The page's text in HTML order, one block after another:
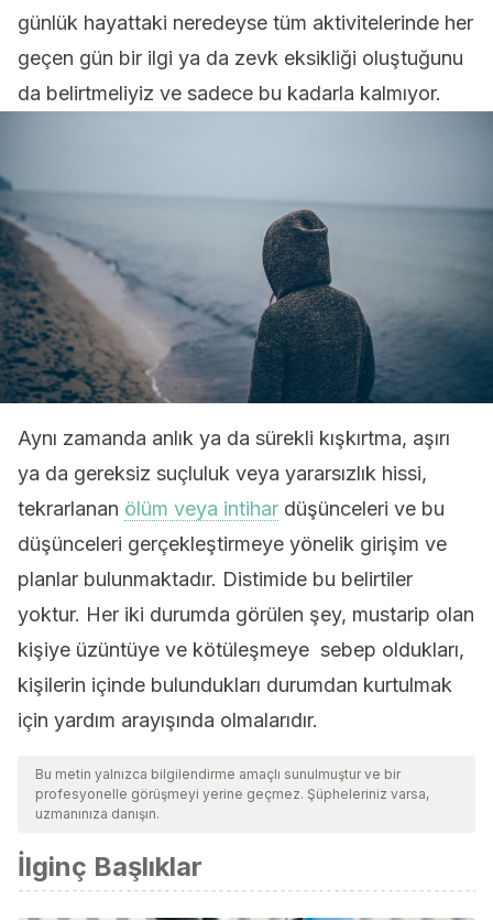
günlük hayattaki neredeyse tüm aktivitelerinde her
geçen gün bir ilgi ya da zevk eksikliği oluştuğunu
da belirtmeliyiz ve sadece bu kadarla kalmıyor.
Aynı zamanda anlık ya da sürekli kışkırtma, aşırı
ya da gereksiz suçluluk veya yararsızlık hissi,
tekrarlanan ölüm veya intihar düşünceleri ve bu
düşünceleri gerçekleştirmeye yönelik girişim ve
planlar bulunmaktadır. Distimide bu belirtiler
yoktur. Her iki durumda görülen şey, mustarip olan
kişiye üzüntüye ve kötüleşmeye sebep oldukları,
kişilerin içinde bulundukları durumdan kurtulmak
için yardım arayışında olmalarıdır.
Bu metin yalnızca bilgilendirme amaçlı sunulmuştur ve bir
profesyonelle görüşmeyi yerine geçmez. Şüpheleriniz varsa,
uzmanınıza danışın.
İlginç Başlıklar